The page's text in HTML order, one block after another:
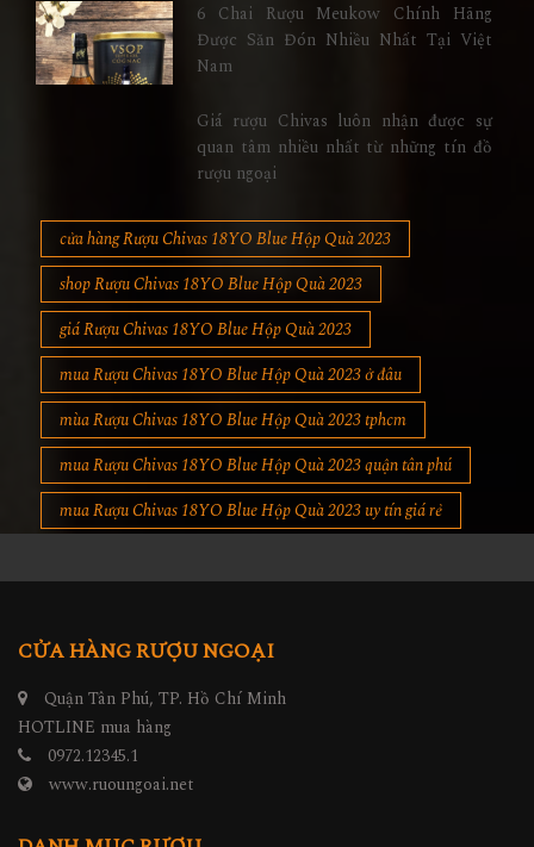
6 Chai Rượu Meukow Chính Hãng
Được Săn Đón Nhiều Nhất Tại Việt
Nam
Giá rượu Chivas luôn nhận được sự
quan tâm nhiều nhất từ những tín đồ
rượu ngoại
cửa hàng Rượu Chivas 18YO Blue Hộp Quà 2023
shop Rượu Chivas 18YO Blue Hộp Quà 2023
giá Rượu Chivas 18YO Blue Hộp Quà 2023
mua Rượu Chivas 18YO Blue Hộp Quà 2023 ở đâu
mùa Rượu Chivas 18YO Blue Hộp Quà 2023 tphcm
mua Rượu Chivas 18YO Blue Hộp Quà 2023 quận tân phú
mua Rượu Chivas 18YO Blue Hộp Quà 2023 uy tín giá rẻ
CỬA HÀNG RƯỢU NGOẠI
Quận Tân Phú, TP. Hồ Chí Minh
HOTLINE mua hàng
0972.12345.1
www.ruoungoai.net